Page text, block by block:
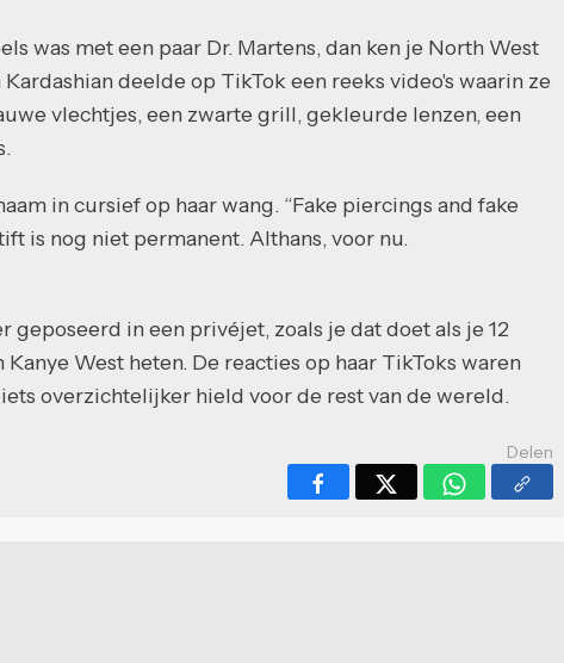
was met een paar Dr. Martens, dan ken je North West
deelde op TikTok een reeks video's waarin ze
vlechtjes, een zwarte grill, gekleurde lenzen, een
in cursief op haar wang. “Fake piercings and fake
is nog niet permanent. Althans, voor nu.
geposeerd in een privéjet, zoals je dat doet als je 12
West heten. De reacties op haar TikToks waren
overzichtelijker hield voor de rest van de wereld.
Delen